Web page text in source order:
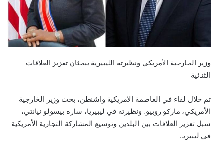
وزير الخارجية الأمريكي ونظيرته الليبيرية يبحثان تعزيز العلاقات
الثنائية
تم خلال لقاء في العاصمة الأمريكية واشنطن، بحث وزير الخارجية
الأمريكي، ماركو روبيو، ونظيرته في ليبيريا، سارة بيسولو نيانتي،
سبل تعزيز العلاقات بين البلدين وتوسيع المشاركة التجارية الأمريكية
في ليبيريا.